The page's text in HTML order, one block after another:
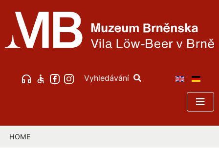
Vyhledávání
HOME